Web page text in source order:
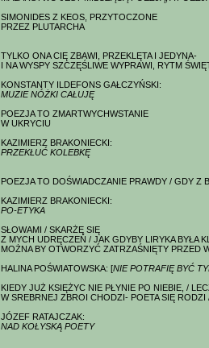
SIMONIDES Z KEOS, PRZYTOCZONE
PRZEZ PLUTARCHA
TYLKO ONA CIĘ ZBAWI, PRZEKLĘTA I JEDYNA-
I NA WYSPY SZCZĘŚLIWE WYPRAWI, RYTM
KONSTANTY ILDEFONS GAŁCZYŃSKI:
MUZIE NÓŻKI CAŁUJĘ
POEZJA TO ZMARTWYCHWSTANIE
W UKRYCIU
KAZIMIERZ BRAKONIECKI:
PRZEKŁUĆ KOLEBKĘ
POEZJA TO DOŚWIADCZANIE PRAWDY / GDY Z
KAZIMIERZ BRAKONIECKI:
PO-ETYKA
SŁOWAMI / SKARŻĘ SIĘ
Z MYCH UDRĘCZEŃ / JAK GDYBY LIRYKA BYŁA
MOŻNA BY OTWORZYĆ ZATRZAŚNIĘTY PRZED
HALINA POŚWIATOWSKA: [NIE POTRAFIĘ BYĆ
KIEDY JUŻ KSIĘŻYC NIE PŁYNIE PO NIEBIE, /
W SREBRNEJ ZBROI CHODZI- POETA SIĘ RODZI
JÓZEF RATAJCZAK:
NAD KOŁYSKĄ POETY